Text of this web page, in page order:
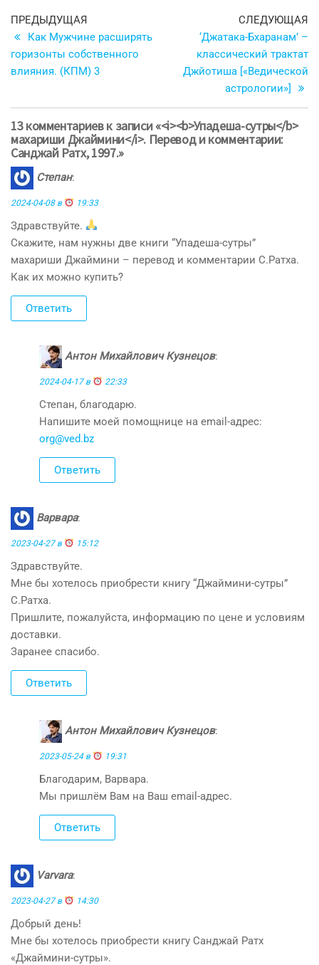
Навигация
по
записям
Предыдущая
запись
ПРЕДЫДУЩАЯ
Как Мужчине расширять
горизонты собственного
влияния. (КПМ) 3
СЛЕДУЮЩАЯ
‘Джатака-Бхаранам’ –
классический трактат
Джйотиша [«Ведической
астрологии»]
13 комментариев к записи «<i><b>Упадеша-сутры</b>
махариши Джаймини</i>. Перевод и комментарии:
Санджай Ратх, 1997.»
Степан:
2024-04-08 в 19:33
Здравствуйте.
Скажите, нам нужны две книги “Упадеша-сутры”
махариши Джаймини – перевод и комментарии С.Ратха.
Как их можно купить?
Ответить
Антон Михайлович Кузнецов:
2024-04-17 в 22:33
Степан, благодарю.
Напишите моей помощнице на email-адрес:
org@ved.bz
Ответить
Варвара:
2023-04-27 в 15:12
Здравствуйте.
Мне бы хотелось приобрести книгу “Джаймини-сутры”
С.Ратха.
Пришлите, пожалуйста, информацию по цене и условиям
доставки.
Заранее спасибо.
Ответить
Антон Михайлович Кузнецов:
2023-05-24 в 19:31
Благодарим, Варвара.
Мы пришлём Вам на Ваш email-адрес.
Ответить
Varvara:
2023-04-27 в 14:30
Добрый день!
Мне бы хотелось приобрести книгу Санджай Ратх
«Джаймини-сутры».